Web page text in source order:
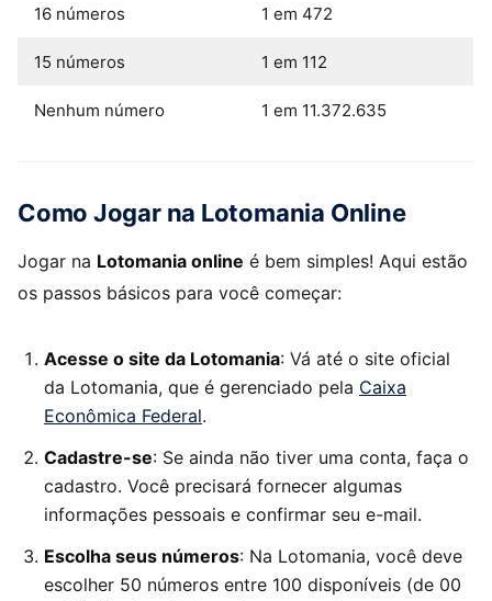
16 números 1 em 472
15 números 1 em 112
Nenhum número 1 em 11.372.635
Como Jogar na Lotomania Online
Jogar na Lotomania online é bem simples! Aqui estão
os passos básicos para você começar:
Acesse o site da Lotomania: Vá até o site oficial
da Lotomania, que é gerenciado pela Caixa
Econômica Federal.
Cadastre-se: Se ainda não tiver uma conta, faça o
cadastro. Você precisará fornecer algumas
informações pessoais e confirmar seu e-mail.
Escolha seus números: Na Lotomania, você deve
escolher 50 números entre 100 disponíveis (de 00